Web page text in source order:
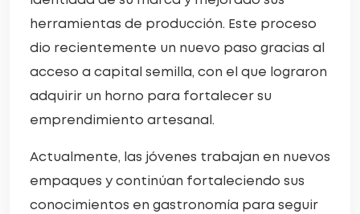
herramientas de producción. Este proceso
dio recientemente un nuevo paso gracias al
acceso a capital semilla, con el que lograron
adquirir un horno para fortalecer su
emprendimiento artesanal.
Actualmente, las jóvenes trabajan en nuevos
empaques y continúan fortaleciendo sus
conocimientos en gastronomía para seguir